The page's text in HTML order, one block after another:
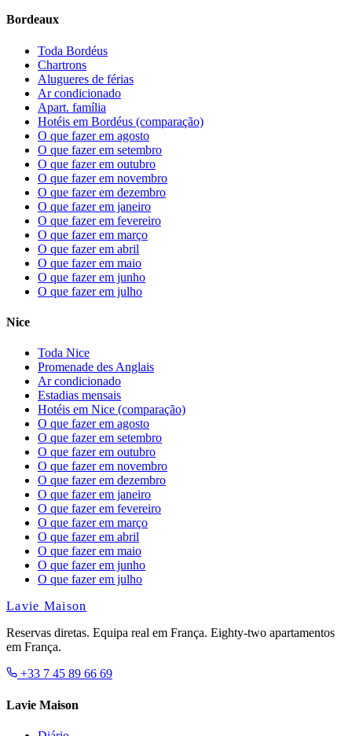
Bordeaux
Toda Bordéus
Chartrons
Alugueres de férias
Ar condicionado
Apart. família
Hotéis em Bordéus (comparação)
O que fazer em agosto
O que fazer em setembro
O que fazer em outubro
O que fazer em novembro
O que fazer em dezembro
O que fazer em janeiro
O que fazer em fevereiro
O que fazer em março
O que fazer em abril
O que fazer em maio
O que fazer em junho
O que fazer em julho
Nice
Toda Nice
Promenade des Anglais
Ar condicionado
Estadias mensais
Hotéis em Nice (comparação)
O que fazer em agosto
O que fazer em setembro
O que fazer em outubro
O que fazer em novembro
O que fazer em dezembro
O que fazer em janeiro
O que fazer em fevereiro
O que fazer em março
O que fazer em abril
O que fazer em maio
O que fazer em junho
O que fazer em julho
Lavie Maison
Reservas diretas. Equipa real em França. Eighty-two apartamentos
em França.
+33 7 45 89 66 69
Lavie Maison